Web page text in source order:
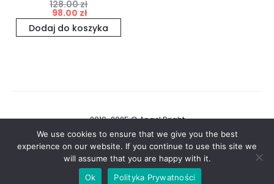
128.00zł
Pierwotna
cena
98.00 zł
Aktualna
cena
Dodaj do koszyka
2019-2025 © Angel Bright
Regulamin i Polityka Prywatności
F
a
I
n
We use cookies to ensure that we give you the best
experience on our website. If you continue to use this site we
will assume that you are happy with it.
Ok
Polityka Prywatności